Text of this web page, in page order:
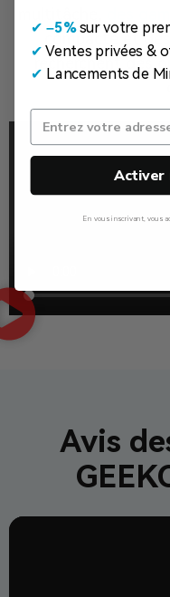
compacte et
recherchent des
Avis
✔ ​–5%sur votre
✔ Ventes privées &
✔ Lancements de
Activer
En vous inscrivant, vous